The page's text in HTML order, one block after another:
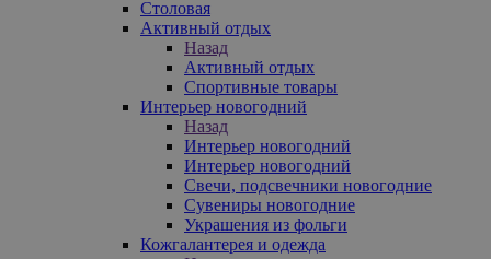
Столовая
Активный отдых
Назад
Активный отдых
Спортивные товары
Интерьер новогодний
Назад
Интерьер новогодний
Интерьер новогодний
Свечи, подсвечники новогодние
Сувениры новогодние
Украшения из фольги
Кожгалантерея и одежда